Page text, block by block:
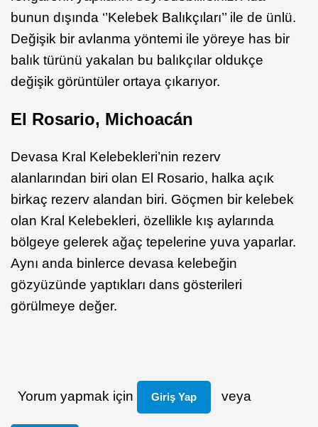
bunun dışında ‘’Kelebek Balıkçıları’’ ile de ünlü.
Değişik bir avlanma yöntemi ile yöreye has bir
balık türünü yakalan bu balıkçılar oldukçe
değişik görüntüler ortaya çıkarıyor.
El Rosario, Michoacán
Devasa Kral Kelebekleri’nin rezerv
alanlarından biri olan El Rosario, halka açık
birkaç rezerv alandan biri. Göçmen bir kelebek
olan Kral Kelebekleri, özellikle kış aylarında
bölgeye gelerek ağaç tepelerine yuva yaparlar.
Aynı anda binlerce devasa kelebeğin
gözyüzünde yaptıkları dans gösterileri
görülmeye değer.
Yorum yapmak için Giriş Yap veya